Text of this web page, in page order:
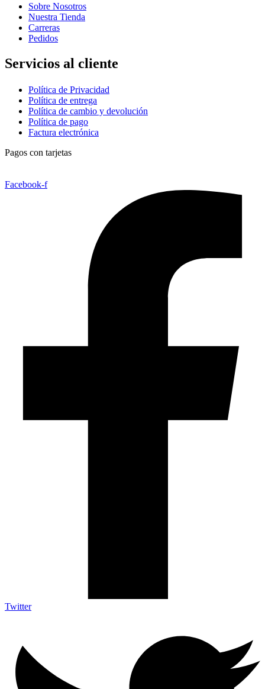
Sobre Nosotros
Nuestra Tienda
Carreras
Pedidos
Servicios al cliente
Política de Privacidad
Política de entrega
Política de cambio y devolución
Política de pago
Factura electrónica
Pagos con tarjetas
Facebook-f
Twitter